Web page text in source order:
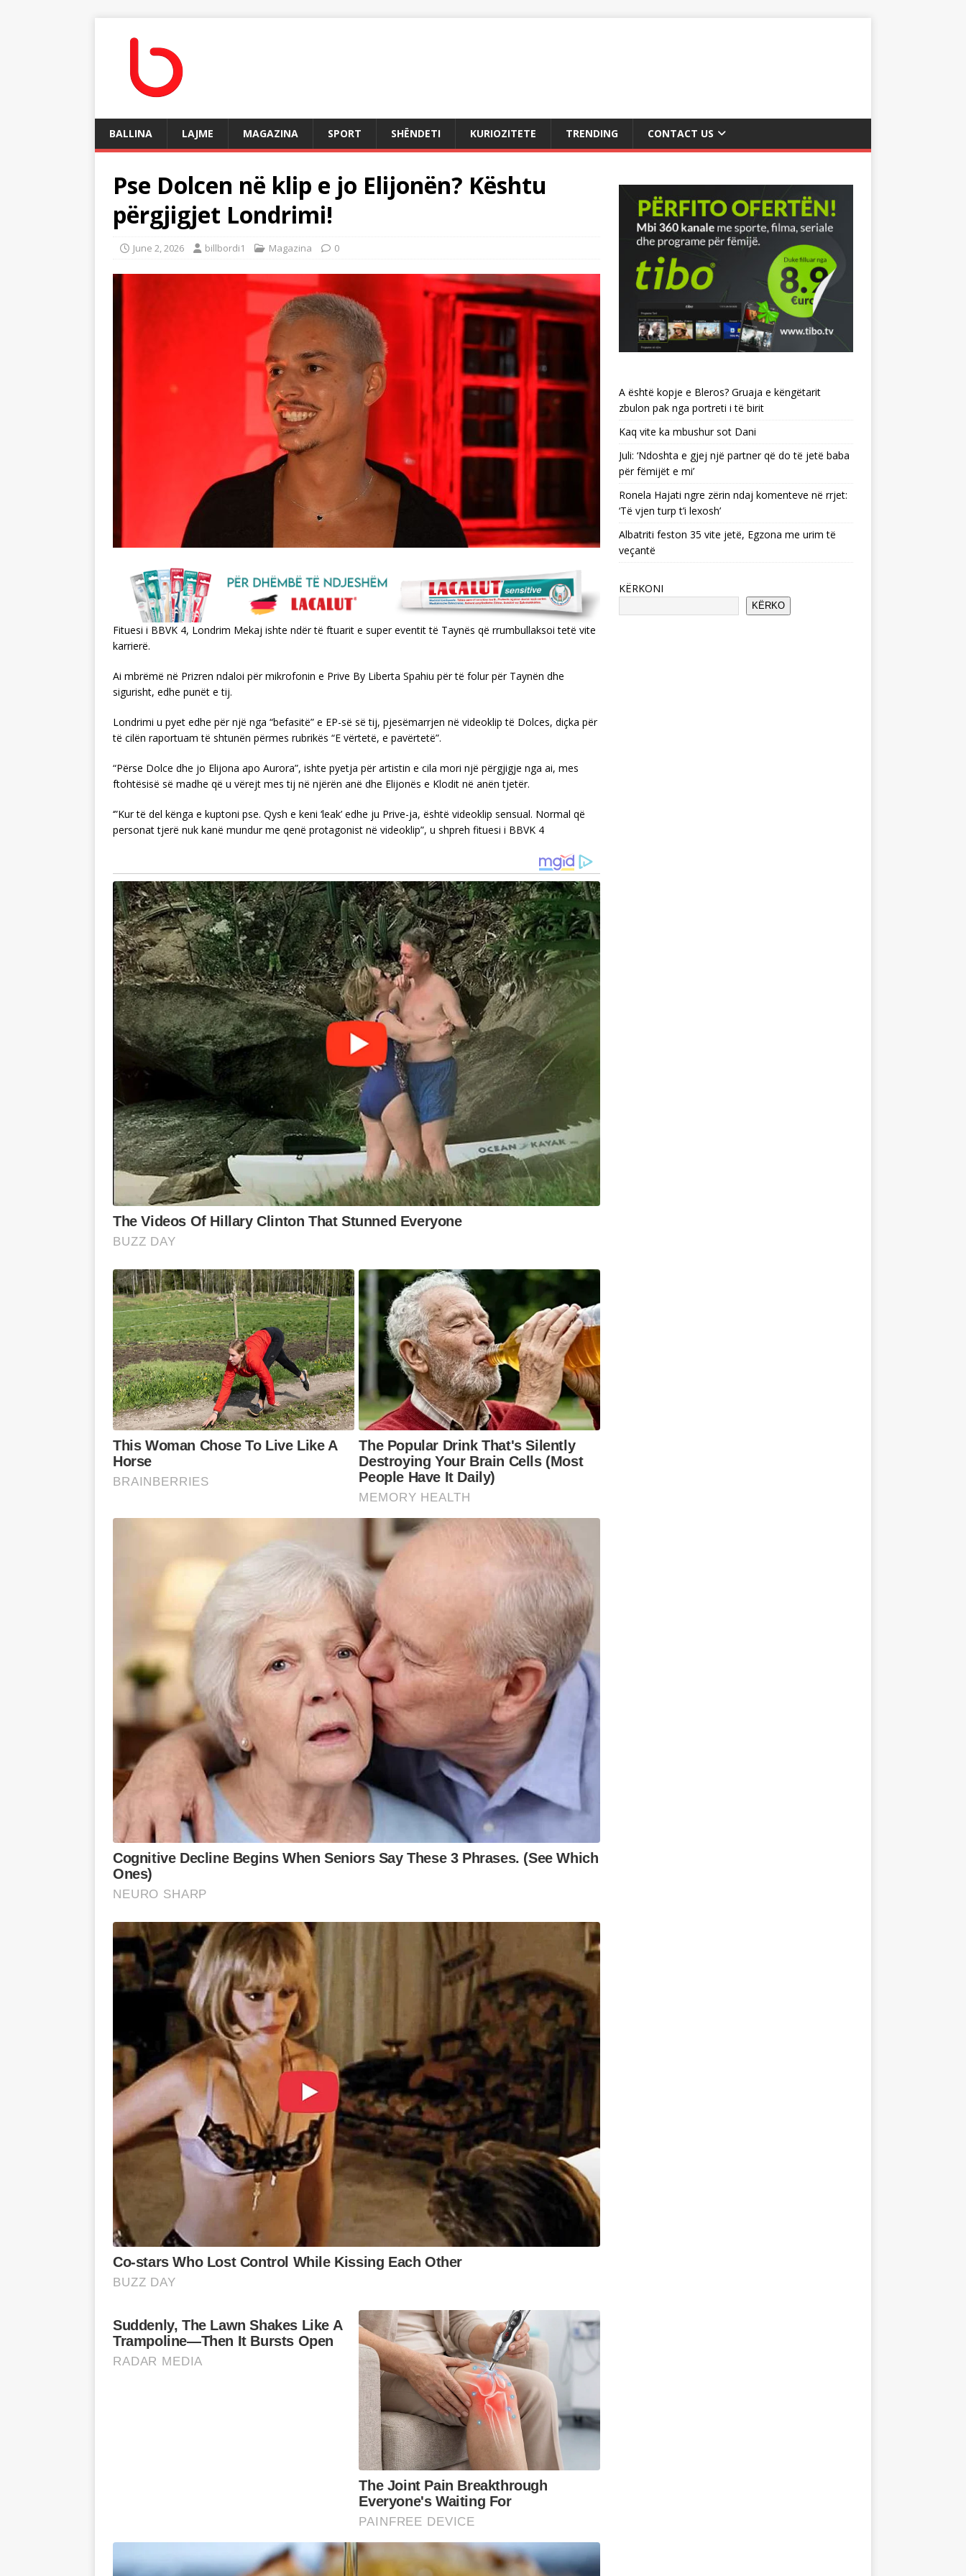
BALLINA LAJME MAGAZINA SPORT SHËNDETI KURIOZITETE TRENDING CONTACT US
Pse Dolcen në klip e jo Elijonën? Kështu
përgjigjet Londrimi!
June 2, 2026 billbordi1 Magazina 0
Fituesi i BBVK 4, Londrim Mekaj ishte ndër të ftuarit e super eventit të Taynës që rrumbullaksoi tetë vite
karrierë.
Ai mbrëmë në Prizren ndaloi për mikrofonin e Prive By Liberta Spahiu për të folur për Taynën dhe
sigurisht, edhe punët e tij.
Londrimi u pyet edhe për një nga “befasitë” e EP-së së tij, pjesëmarrjen në videoklip të Dolces, diçka për
të cilën raportuam të shtunën përmes rubrikës “E vërtetë, e pavërtetë”.
“Përse Dolce dhe jo Elijona apo Aurora”, ishte pyetja për artistin e cila mori një përgjigje nga ai, mes
ftohtësisë së madhe që u vërejt mes tij në njërën anë dhe Elijonës e Klodit në anën tjetër.
‘”Kur të del kënga e kuptoni pse. Qysh e keni ‘leak’ edhe ju Prive-ja, është videoklip sensual. Normal që
personat tjerë nuk kanë mundur me qenë protagonist në videoklip”, u shpreh fituesi i BBVK 4
A është kopje e Bleros? Gruaja e këngëtarit
zbulon pak nga portreti i të birit
Kaq vite ka mbushur sot Dani
Juli: ‘Ndoshta e gjej një partner që do të jetë baba
për fëmijët e mi’
Ronela Hajati ngre zërin ndaj komenteve në rrjet:
‘Të vjen turp t’i lexosh’
Albatriti feston 35 vite jetë, Egzona me urim të
veçantë
KËRKONI
KËRKO